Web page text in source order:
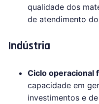
qualidade dos
de atendimento
Indústria
Ciclo operacional
capacidade em
investimentos e